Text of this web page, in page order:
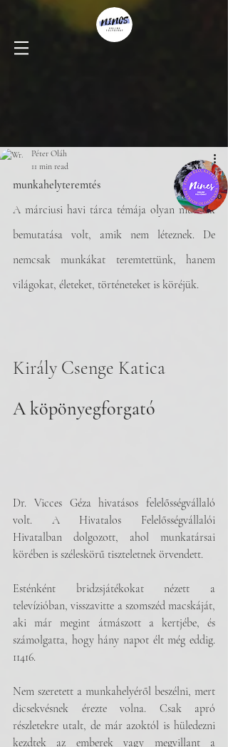
Péter Oláh
11 min read
munkahelyteremtés
A márciusi havi tárca témája olyan munkák
bemutatása volt, amik nem léteznek. De
nemcsak munkákat teremtettünk, hanem
világokat, életeket, történeteket is köréjük.
Király Csenge Katica
A köpönyegforgató
Dr. Vicces Géza hivatásos felelősségvállaló
volt. A Hivatalos Felelősségvállalói
Hivatalban dolgozott, ahol munkatársai
körében is széleskörű tiszteletnek örvendett.
Esténként bridzsjátékokat nézett a
televízióban, visszavitte a szomszéd macskáját,
aki már megint átmászott a kertjébe, és
számolgatta, hogy hány napot élt még eddig.
11416.
Nem szeretett a munkahelyéről beszélni, mert
dicsekvésnek érezte volna. Csak apró
részletekre utalt, de már azoktól is hüledezni
kezdtek az emberek vagy megvillant a